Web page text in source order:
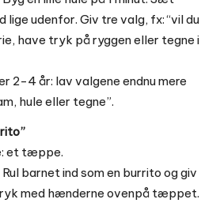
lige udenfor. Giv tre valg, fx: “vil du
have tryk på ryggen eller tegne i
2-4 år: lav valgene endnu mere
hule eller tegne”.
et tæppe.
Rul barnet ind som en burrito og giv
med hænderne ovenpå tæppet.